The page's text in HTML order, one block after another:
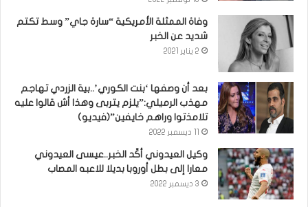
وفاة الممثلة الأمريكية “سارة جاي” وسط تكتم
شديد عن الخبر
2 يناير 2021
بعد أن وصفها ‘بنت الكوري’..بية الزردي تهاجم
مهذب الرميلي:”يلزم يتربى وهذا أش قالوا عليه
تلامذتوا وراهم خايفين”(فيديو)
وكيل العيدوني أكّد الخبر..عيسى العيدوني
معارا إلى بطل أوروبا بديلا للاعبه المصاب
3 ديسمبر 2022